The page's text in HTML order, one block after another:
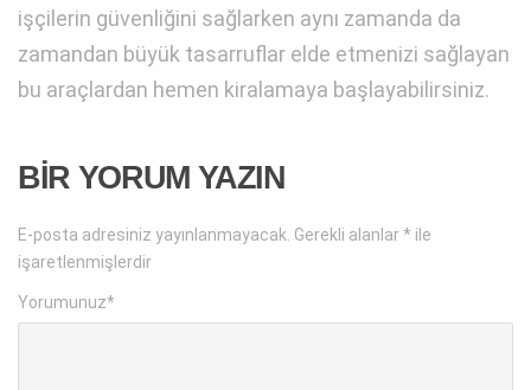
işçilerin güvenliğini sağlarken aynı zamanda da
zamandan büyük tasarruflar elde etmenizi sağlayan
bu araçlardan hemen kiralamaya başlayabilirsiniz.
BIR YORUM YAZIN
E-posta adresiniz yayınlanmayacak. Gerekli alanlar* ile
işaretlenmişlerdir
Yorumunuz*